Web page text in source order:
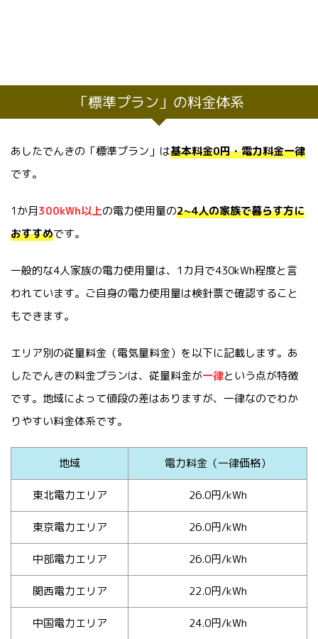
「標準プラン」の料金体系
あしたでんきの「標準プラン」は基本料金0円・電力料金一律
です。
1か月300kWh以上の電力使用量の2~4人の家族で暮らす方に
おすすめです。
一般的な4人家族の電力使用量は、1カ月で430kWh程度と言
われています。ご自身の電力使用量は検針票で確認すること
もできます。
エリア別の従量料金（電気量料金）を以下に記載します。あ
したでんきの料金プランは、従量料金が一律という点が特徴
です。地域によって値段の差はありますが、一律なのでわか
りやすい料金体系です。
地域 電力料金（一律価格）
東北電力エリア 26.0円/kWh
東京電力エリア 26.0円/kWh
中部電力エリア 26.0円/kWh
関西電力エリア 22.0円/kWh
中国電力エリア 24.0円/kWh